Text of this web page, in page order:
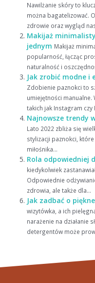
Nawilżanie skóry to
można bagatelizować.
zdrowie oraz wygląd
Makijaż
jednym Makijaż
popularność, łącząc
naturalność i
Jak zrobić modne i
Zdobienie paznokci to
umiejętności manualne.
takich jak Instagram czy
Najnowsze trendy
Lato 2022 zbliża się
stylizacji paznokci,
miłośnika...
Rola odpowiedniej
kiedykolwiek
Odpowiednie
zdrowia, ale także dla...
Jak zadbać o
wizytówka, a ich
narażenie na działanie
detergentów może